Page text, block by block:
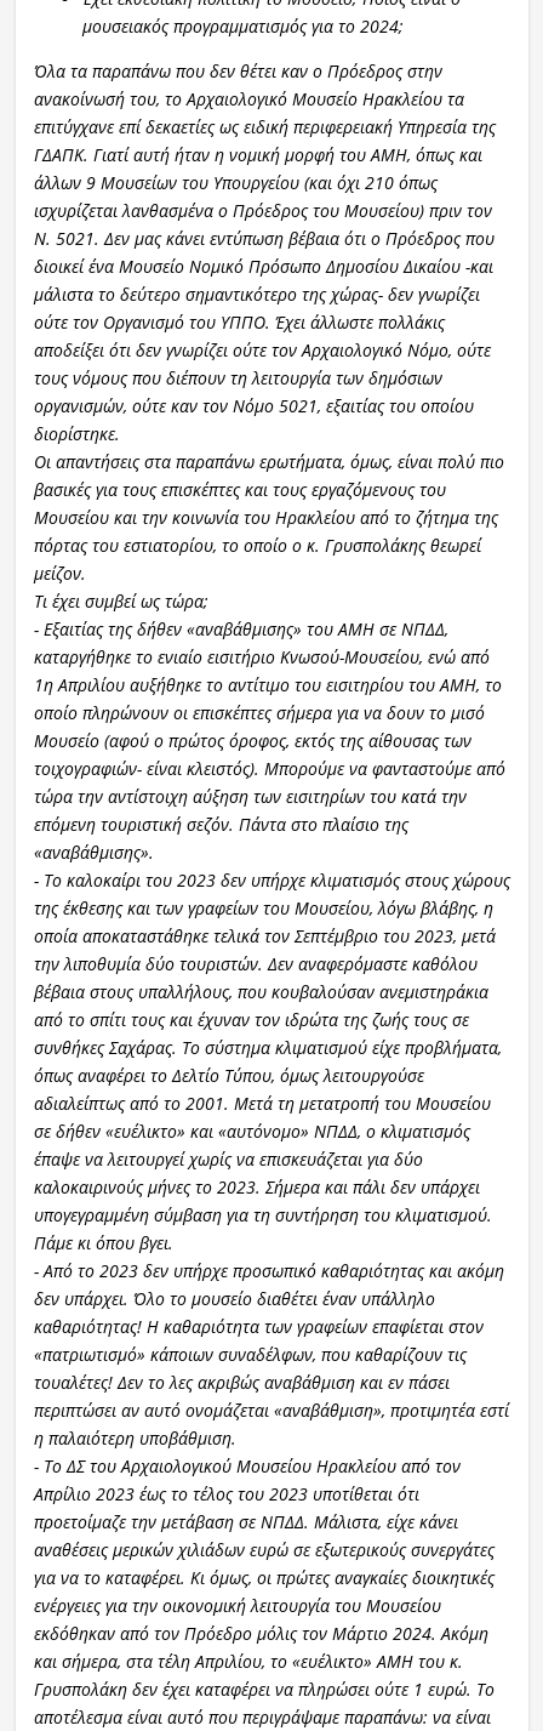
μουσειακός προγραμματισμός για το 2024;
Όλα τα παραπάνω που δεν θέτει καν ο Πρόεδρος στην
ανακοίνωσή του, το Αρχαιολογικό Μουσείο Ηρακλείου τα
επιτύγχανε επί δεκαετίες ως ειδική περιφερειακή Υπηρεσία της
ΓΔΑΠΚ. Γιατί αυτή ήταν η νομική μορφή του ΑΜΗ, όπως και
άλλων 9 Μουσείων του Υπουργείου (και όχι 210 όπως
ισχυρίζεται λανθασμένα ο Πρόεδρος του Μουσείου) πριν τον
Ν. 5021. Δεν μας κάνει εντύπωση βέβαια ότι ο Πρόεδρος που
διοικεί ένα Μουσείο Νομικό Πρόσωπο Δημοσίου Δικαίου -και
μάλιστα το δεύτερο σημαντικότερο της χώρας- δεν γνωρίζει
ούτε τον Οργανισμό του ΥΠΠΟ. Έχει άλλωστε πολλάκις
αποδείξει ότι δεν γνωρίζει ούτε τον Αρχαιολογικό Νόμο, ούτε
τους νόμους που διέπουν τη λειτουργία των δημόσιων
οργανισμών, ούτε καν τον Νόμο 5021, εξαιτίας του οποίου
διορίστηκε.
Οι απαντήσεις στα παραπάνω ερωτήματα, όμως, είναι πολύ πιο
βασικές για τους επισκέπτες και τους εργαζόμενους του
Μουσείου και την κοινωνία του Ηρακλείου από το ζήτημα της
πόρτας του εστιατορίου, το οποίο ο κ. Γρυσπολάκης θεωρεί
μείζον.
Τι έχει συμβεί ως τώρα;
- Εξαιτίας της δήθεν «αναβάθμισης» του ΑΜΗ σε ΝΠΔΔ,
καταργήθηκε το ενιαίο εισιτήριο Κνωσού-Μουσείου, ενώ από
1η Απριλίου αυξήθηκε το αντίτιμο του εισιτηρίου του ΑΜΗ, το
οποίο πληρώνουν οι επισκέπτες σήμερα για να δουν το μισό
Μουσείο (αφού ο πρώτος όροφος, εκτός της αίθουσας των
τοιχογραφιών- είναι κλειστός). Μπορούμε να φανταστούμε από
τώρα την αντίστοιχη αύξηση των εισιτηρίων του κατά την
επόμενη τουριστική σεζόν. Πάντα στο πλαίσιο της
«αναβάθμισης».
- Το καλοκαίρι του 2023 δεν υπήρχε κλιματισμός στους χώρους
της έκθεσης και των γραφείων του Μουσείου, λόγω βλάβης, η
οποία αποκαταστάθηκε τελικά τον Σεπτέμβριο του 2023, μετά
την λιποθυμία δύο τουριστών. Δεν αναφερόμαστε καθόλου
βέβαια στους υπαλλήλους, που κουβαλούσαν ανεμιστηράκια
από το σπίτι τους και έχυναν τον ιδρώτα της ζωής τους σε
συνθήκες Σαχάρας. Το σύστημα κλιματισμού είχε προβλήματα,
όπως αναφέρει το Δελτίο Τύπου, όμως λειτουργούσε
αδιαλείπτως από το 2001. Μετά τη μετατροπή του Μουσείου
σε δήθεν «ευέλικτο» και «αυτόνομο» ΝΠΔΔ, ο κλιματισμός
έπαψε να λειτουργεί χωρίς να επισκευάζεται για δύο
καλοκαιρινούς μήνες το 2023. Σήμερα και πάλι δεν υπάρχει
υπογεγραμμένη σύμβαση για τη συντήρηση του κλιματισμού.
Πάμε κι όπου βγει.
- Από το 2023 δεν υπήρχε προσωπικό καθαριότητας και ακόμη
δεν υπάρχει. Όλο το μουσείο διαθέτει έναν υπάλληλο
καθαριότητας! Η καθαριότητα των γραφείων επαφίεται στον
«πατριωτισμό» κάποιων συναδέλφων, που καθαρίζουν τις
τουαλέτες! Δεν το λες ακριβώς αναβάθμιση και εν πάσει
περιπτώσει αν αυτό ονομάζεται «αναβάθμιση», προτιμητέα εστί
η παλαιότερη υποβάθμιση.
- Το ΔΣ του Αρχαιολογικού Μουσείου Ηρακλείου από τον
Απρίλιο 2023 έως το τέλος του 2023 υποτίθεται ότι
προετοίμαζε την μετάβαση σε ΝΠΔΔ. Μάλιστα, είχε κάνει
αναθέσεις μερικών χιλιάδων ευρώ σε εξωτερικούς συνεργάτες
για να το καταφέρει. Κι όμως, οι πρώτες αναγκαίες διοικητικές
ενέργειες για την οικονομική λειτουργία του Μουσείου
εκδόθηκαν από τον Πρόεδρο μόλις τον Μάρτιο 2024. Ακόμη
και σήμερα, στα τέλη Απριλίου, το «ευέλικτο» ΑΜΗ του κ.
Γρυσπολάκη δεν έχει καταφέρει να πληρώσει ούτε 1 ευρώ. Το
αποτέλεσμα είναι αυτό που περιγράψαμε παραπάνω: να είναι